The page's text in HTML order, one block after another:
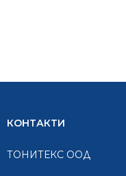
КОНТАКТИ
ТОНИТЕКС ООД